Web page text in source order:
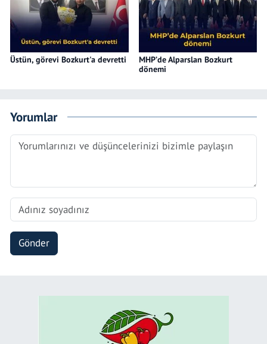
Üstün, görevi Bozkurt'a devretti
MHP’de Alparslan Bozkurt
dönemi
Yorumlar
Gönder